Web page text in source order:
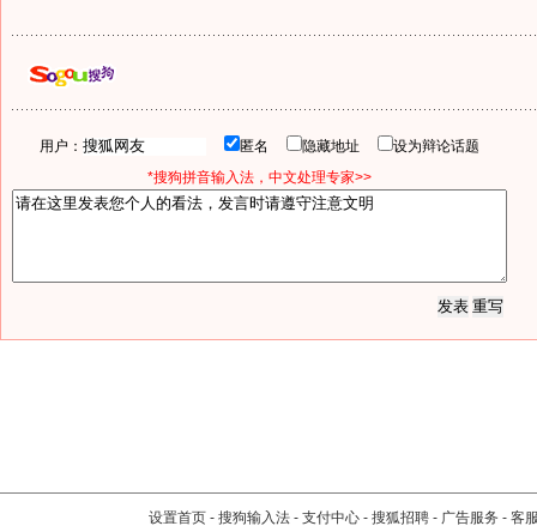
用户： 匿名 隐藏地址
设为辩论话题
*搜狗拼音输入法，中文处理专家>>
设置首页 - 搜狗输入法 - 支付中心 - 搜狐招聘 - 广告服务 - 客